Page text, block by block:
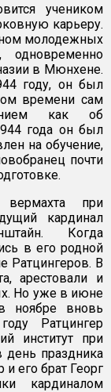
учеником
карьеру.
молодежных
одновременно
в Мюнхене.
году, он был
времени сам
как об
года он был
на обучение,
почти
при
кардинал
Когда
в его родной
Ратцингеров. В
арестовали и
Но уже в июне
ноябре вновь
Ратцингер
институт при
праздника
его брат Георг
кардиналом